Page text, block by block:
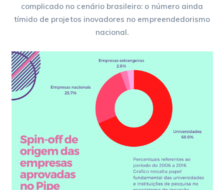
complicado no cenário brasileiro: o número ainda
tímido de projetos inovadores no empreendedorismo
nacional.